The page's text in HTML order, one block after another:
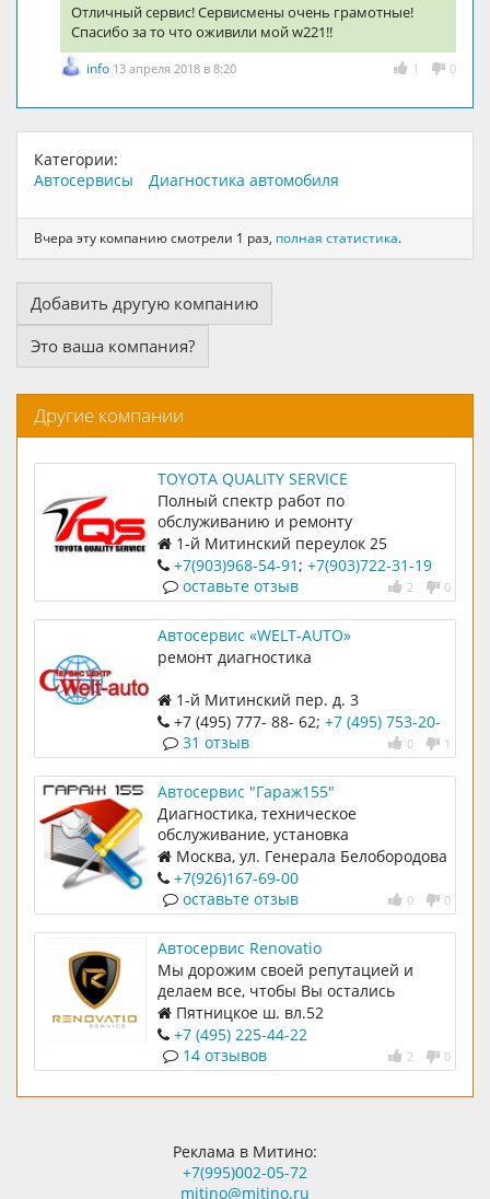
Отличный сервис! Сервисмены очень грамотные!
Спасибо за то что оживили мой w221!!
1 0
info 13 апреля 2018 в 8:20
Категории:
Автосервисы
Диагностика автомобиля
Вчера эту компанию смотрели 1 раз, полная статистика.
Добавить другую компанию
Это ваша компания?
Другие компании
TOYOTA QUALITY SERVICE
Полный спектр работ по
обслуживанию и ремонту
автомобилей TOYOTA и LEXUS.
1-й Митинский переулок 25
(143441)
+7(903)968-54-91; +7(903)722-31-19
2 0
оставьте отзыв
Автосервис «WELT-AUTO»
ремонт диагностика
1-й Митинский пер. д. 3
+7 (495) 777- 88- 62; +7 (495) 753-20-
01
0 1
31 отзыв
Автосервис "Гараж155"
Диагностика, техническое
обслуживание, установка
дополнительного оборудования,
ремонт автомобилей срочно.
Москва, ул. Генерала Белобородова
вл.44
+7(926)167-69-00
0 0
оставьте отзыв
Автосервис Renovatio
Мы дорожим своей репутацией и
делаем все, чтобы Вы остались
довольны нашей работой и Вам было
приятно, выгодно и удобно с нами
сотрудничать
Пятницкое ш. вл.52
+7 (495) 225-44-22
2 0
14 отзывов
Реклама в Митино:
+7(995)002-05-72
mitino@mitino.ru